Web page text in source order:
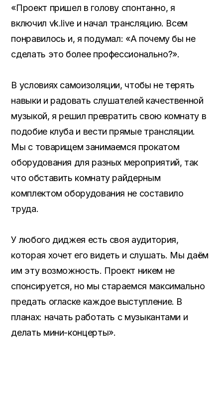
«Проект пришел в голову спонтанно, я
включил vk.live и начал трансляцию. Всем
понравилось и, я подумал: «А почему бы не
сделать это более профессионально?».
В условиях самоизоляции, чтобы не терять
навыки и радовать слушателей качественной
музыкой, я решил превратить свою комнату в
подобие клуба и вести прямые трансляции.
Мы с товарищем занимаемся прокатом
оборудования для разных мероприятий, так
что обставить комнату райдерным
комплектом оборудования не составило
труда.
У любого диджея есть своя аудитория,
которая хочет его видеть и слушать. Мы даём
им эту возможность. Проект никем не
спонсируется, но мы стараемся максимально
предать огласке каждое выступление. В
планах: начать работать с музыкантами и
делать мини-концерты».